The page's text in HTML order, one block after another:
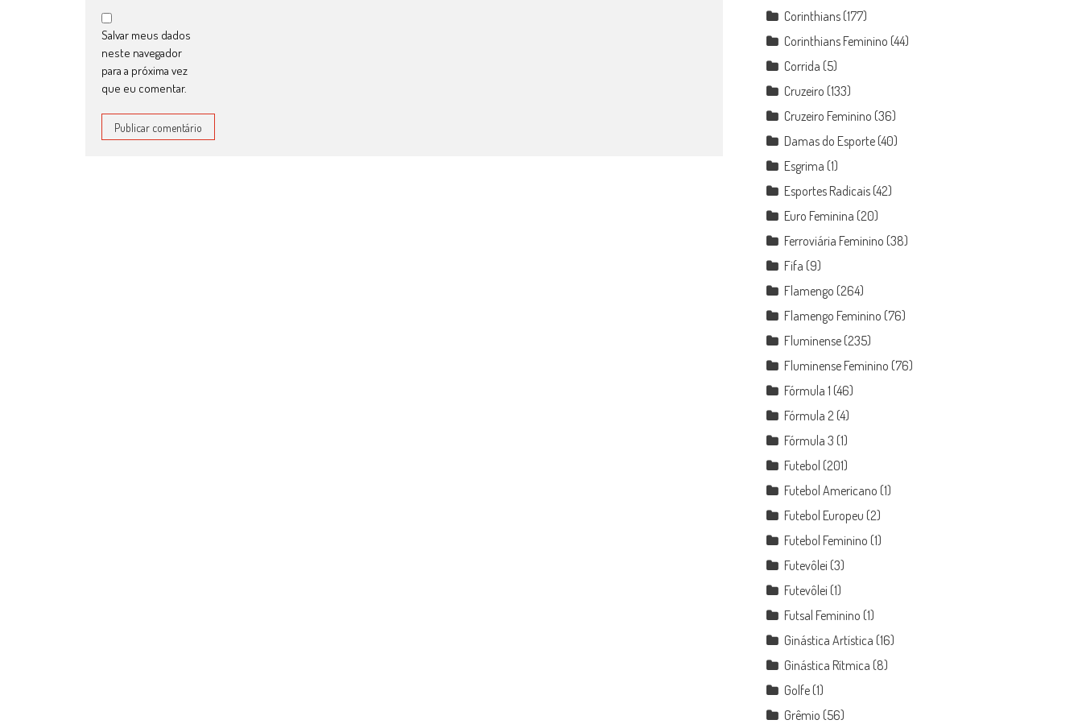
Salvar meus dados
neste navegador
para a próxima vez
que eu comentar.
Corinthians (177)
Corinthians Feminino (44)
Corrida (5)
Cruzeiro (133)
Cruzeiro Feminino (36)
Damas do Esporte (40)
Esgrima (1)
Esportes Radicais (42)
Euro Feminina (20)
Ferroviária Feminino (38)
Fifa (9)
Flamengo (264)
Flamengo Feminino (76)
Fluminense (235)
Fluminense Feminino (76)
Fórmula 1 (46)
Fórmula 2 (4)
Fórmula 3 (1)
Futebol (201)
Futebol Americano (1)
Futebol Europeu (2)
Futebol Feminino (1)
Futevôlei (3)
Futevôlei (1)
Futsal Feminino (1)
Ginástica Artística (16)
Ginástica Rítmica (8)
Golfe (1)
Grêmio (56)